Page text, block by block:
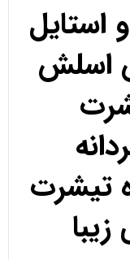
استایل
اسلش
تیشرت